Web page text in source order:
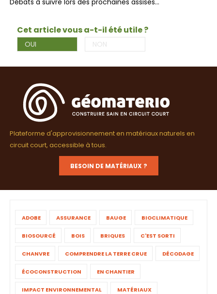
Cet article vous a-t-il été utile ?
OUI NON
Plateforme d'approvisionnement en matériaux naturels en
circuit court, accessible à tous.
BESOIN DE MATÉRIAUX ?
ADOBE ASSURANCE BAUGE BIOCLIMATIQUE
BIOSOURCÉ BOIS BRIQUES C'EST SORTI
CHANVRE COMPRENDRE LA TERRE CRUE DÉCODAGE
ÉCOCONSTRUCTION EN CHANTIER
IMPACT ENVIRONNEMENTAL MATÉRIAUX